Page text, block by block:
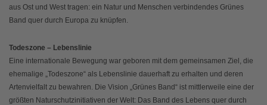
aus Ost und West tragen: ein Natur und Menschen verbindendes Grünes
Band quer durch Europa zu knüpfen.
Todeszone – Lebenslinie
Eine internationale Bewegung war geboren mit dem gemeinsamen Ziel, die
ehemalige „Todeszone“ als Lebenslinie dauerhaft zu erhalten und deren
Artenvielfalt zu bewahren. Die Vision „Grünes Band“ ist mittlerweile eine der
größten Naturschutzinitiativen der Welt: Das Band des Lebens quer durch